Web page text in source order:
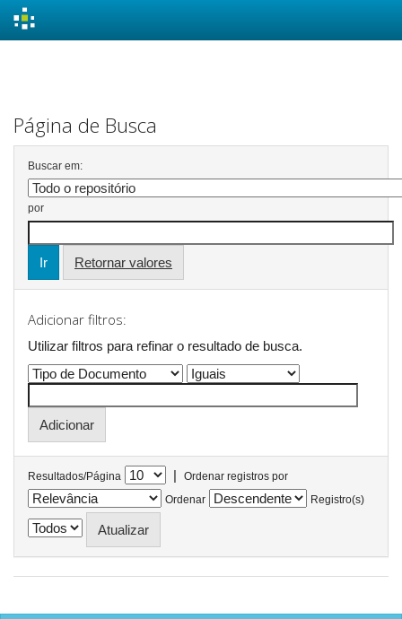
Página de Busca
Buscar em:
por
Retornar valores
Adicionar filtros:
Utilizar filtros para refinar o resultado de busca.
Resultados/Página |
Ordenar registros por
Ordenar
Registro(s)